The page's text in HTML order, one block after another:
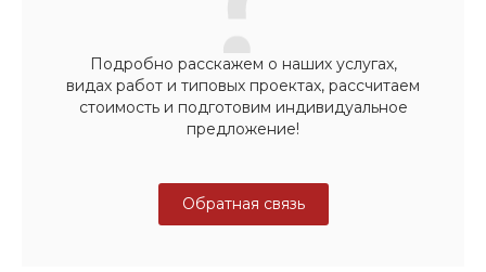
Подробно расскажем о наших услугах,
видах работ и типовых проектах, рассчитаем
стоимость и подготовим индивидуальное
предложение!
Обратная связь